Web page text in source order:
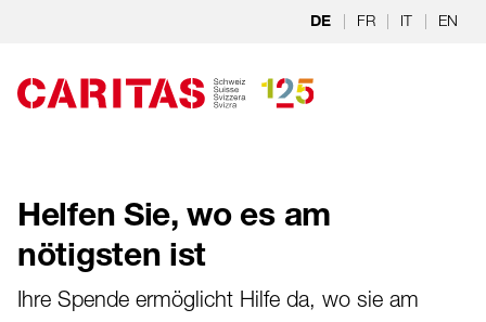
Zum Hauptinhalt springen
DE | FR | IT | EN
Helfen Sie, wo es am
nötigsten ist
Ihre Spende ermöglicht Hilfe da, wo sie am